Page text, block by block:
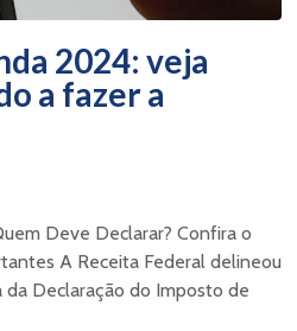
2024: veja
a fazer a
Deve Declarar? Confira o
A Receita Federal delineou
Declaração do Imposto de